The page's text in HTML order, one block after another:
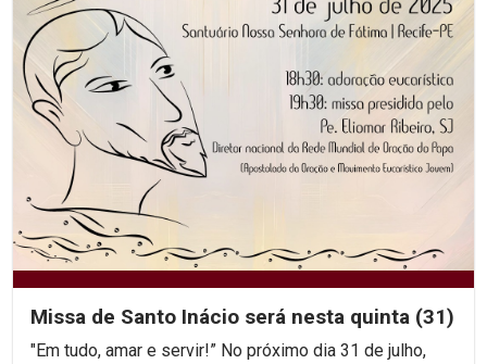
Missa de Santo Inácio será nesta quinta (31)
"Em tudo, amar e servir!” No próximo dia 31 de julho,